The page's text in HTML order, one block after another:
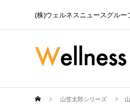
(株)ウェルネスニュースグル
山笠太郎シリーズ